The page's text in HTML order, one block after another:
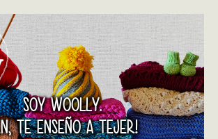
SOY WOOLLY.
TE ENSEÑO A TEJER!